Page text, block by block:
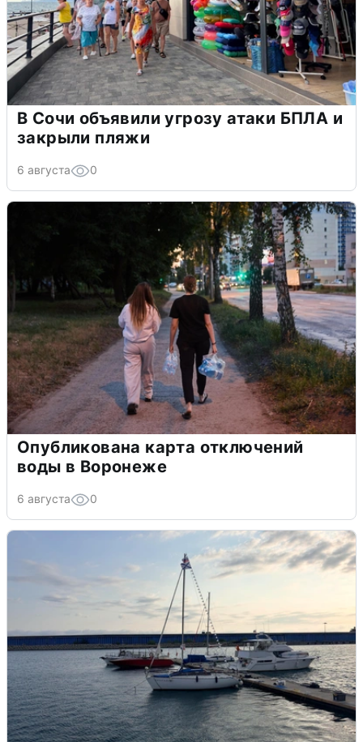
В Сочи объявили угрозу атаки БПЛА и
закрыли пляжи
6 августа 0
Опубликована карта отключений
воды в Воронеже
6 августа 0